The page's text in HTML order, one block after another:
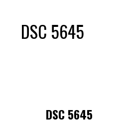
DSC 5645
DSC 5645